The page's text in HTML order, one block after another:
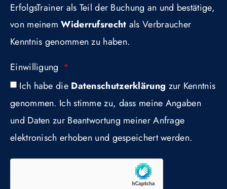
ErfolgsTrainer als Teil der Buchung an und bestätige,
von meinemWiderrufsrecht als Verbraucher
Kenntnis genommen zu haben.
Einwilligung
Ich habe die Datenschutzerklärung zur Kenntnis
genommen. Ich stimme zu, dass meine Angaben
und Daten zur Beantwortung meiner Anfrage
elektronisch erhoben und gespeichert werden.